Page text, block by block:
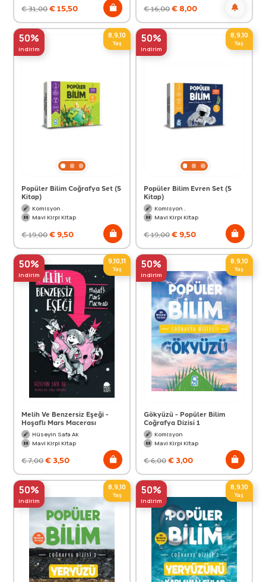
€31,00€15,50 €16,00€8,00
50%
indirim
8,9,10
Yaş
Popüler Bilim Coğrafya Set (5
Kitap)
Komisyon .
Mavi Kirpi Kitap
€19,00€9,50
50%
indirim
8,9,10
Yaş
Popüler Bilim Evren Set (5
Kitap)
Komisyon .
Mavi Kirpi Kitap
€19,00€9,50
50%
indirim
9,10,11
Yaş
Melih Ve Benzersiz Eşeği -
Hoşaflı Mars Macerası
Hüseyin Safa Ak
Mavi Kirpi Kitap
€7,00€ 3,50
50%
indirim
8,9,10
Yaş
Gökyüzü - Popüler Bilim
Coğrafya Dizisi 1
Komisyon
Mavi Kirpi Kitap
€6,00€ 3,00
50%
indirim
8,9,10
Yaş 50%
indirim
8,9,10
Yaş